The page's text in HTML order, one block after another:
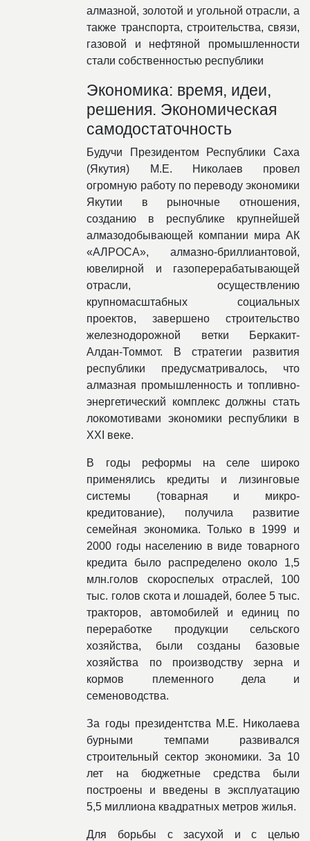
алмазной, золотой и угольной отрасли, а
также транспорта, строительства, связи,
газовой и нефтяной промышленности
стали собственностью республики
Экономика: время, идеи,
решения. Экономическая
самодостаточность
Будучи Президентом Республики Саха
(Якутия) М.Е. Николаев провел
огромную работу по переводу экономики
Якутии в рыночные отношения,
созданию в республике крупнейшей
алмазодобывающей компании мира АК
«АЛРОСА», алмазно-бриллиантовой,
ювелирной и газоперерабатывающей
отрасли, осуществлению
крупномасштабных социальных
проектов, завершено строительство
железнодорожной ветки Беркакит-
Алдан-Томмот. В стратегии развития
республики предусматривалось, что
алмазная промышленность и топливно-
энергетический комплекс должны стать
локомотивами экономики республики в
ХХІ веке.
В годы реформы на селе широко
применялись кредиты и лизинговые
системы (товарная и микро-
кредитование), получила развитие
семейная экономика. Только в 1999 и
2000 годы населению в виде товарного
кредита было распределено около 1,5
млн.голов скороспелых отраслей, 100
тыс. голов скота и лошадей, более 5 тыс.
тракторов, автомобилей и единиц по
переработке продукции сельского
хозяйства, были созданы базовые
хозяйства по производству зерна и
кормов племенного дела и
семеноводства.
За годы президентства М.Е. Николаева
бурными темпами развивался
строительный сектор экономики. За 10
лет на бюджетные средства были
построены и введены в эксплуатацию
5,5 миллиона квадратных метров жилья.
Для борьбы с засухой и с целью